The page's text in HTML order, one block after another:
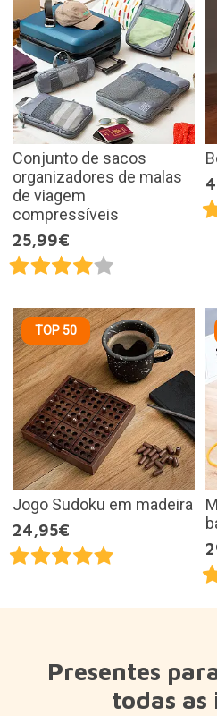
Conjunto de sacos
organizadores de malas
de viagem
compressíveis
25,99€
TOP 50
Jogo Sudoku em madeira
24,95€
Presentes
todas as